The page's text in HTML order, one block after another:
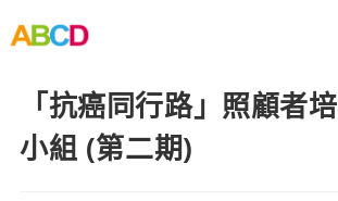
「抗癌同行路」照顧者
小組 (第二期)